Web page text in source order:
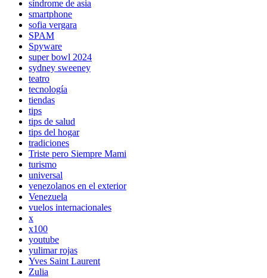
síndrome de asia
smartphone
sofia vergara
SPAM
Spyware
super bowl 2024
sydney sweeney
teatro
tecnología
tiendas
tips
tips de salud
tips del hogar
tradiciones
Triste pero Siempre Mami
turismo
universal
venezolanos en el exterior
Venezuela
vuelos internacionales
x
x100
youtube
yulimar rojas
Yves Saint Laurent
Zulia